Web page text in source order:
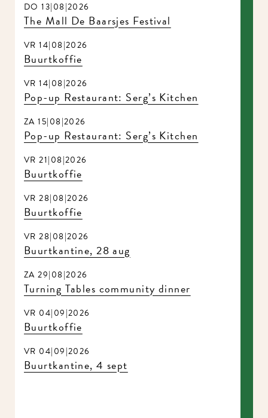
DO 13|08|2026
The Mall De Baarsjes Festival
VR 14|08|2026
Buurtkoffie
VR 14|08|2026
Pop-up Restaurant: Serg’s Kitchen
ZA 15|08|2026
Pop-up Restaurant: Serg’s Kitchen
VR 21|08|2026
Buurtkoffie
VR 28|08|2026
Buurtkoffie
VR 28|08|2026
Buurtkantine, 28 aug
ZA 29|08|2026
Turning Tables community dinner
VR 04|09|2026
Buurtkoffie
VR 04|09|2026
Buurtkantine, 4 sept